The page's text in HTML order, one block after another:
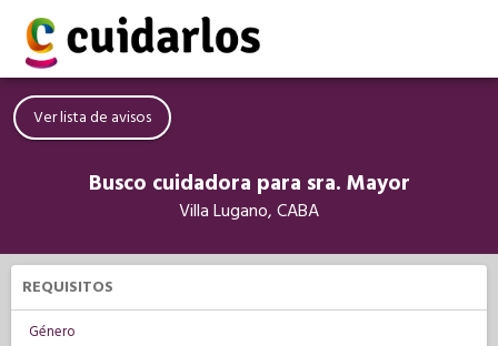
Ver lista de avisos
Busco cuidadora para sra. Mayor
Villa Lugano, CABA
REQUISITOS
Género